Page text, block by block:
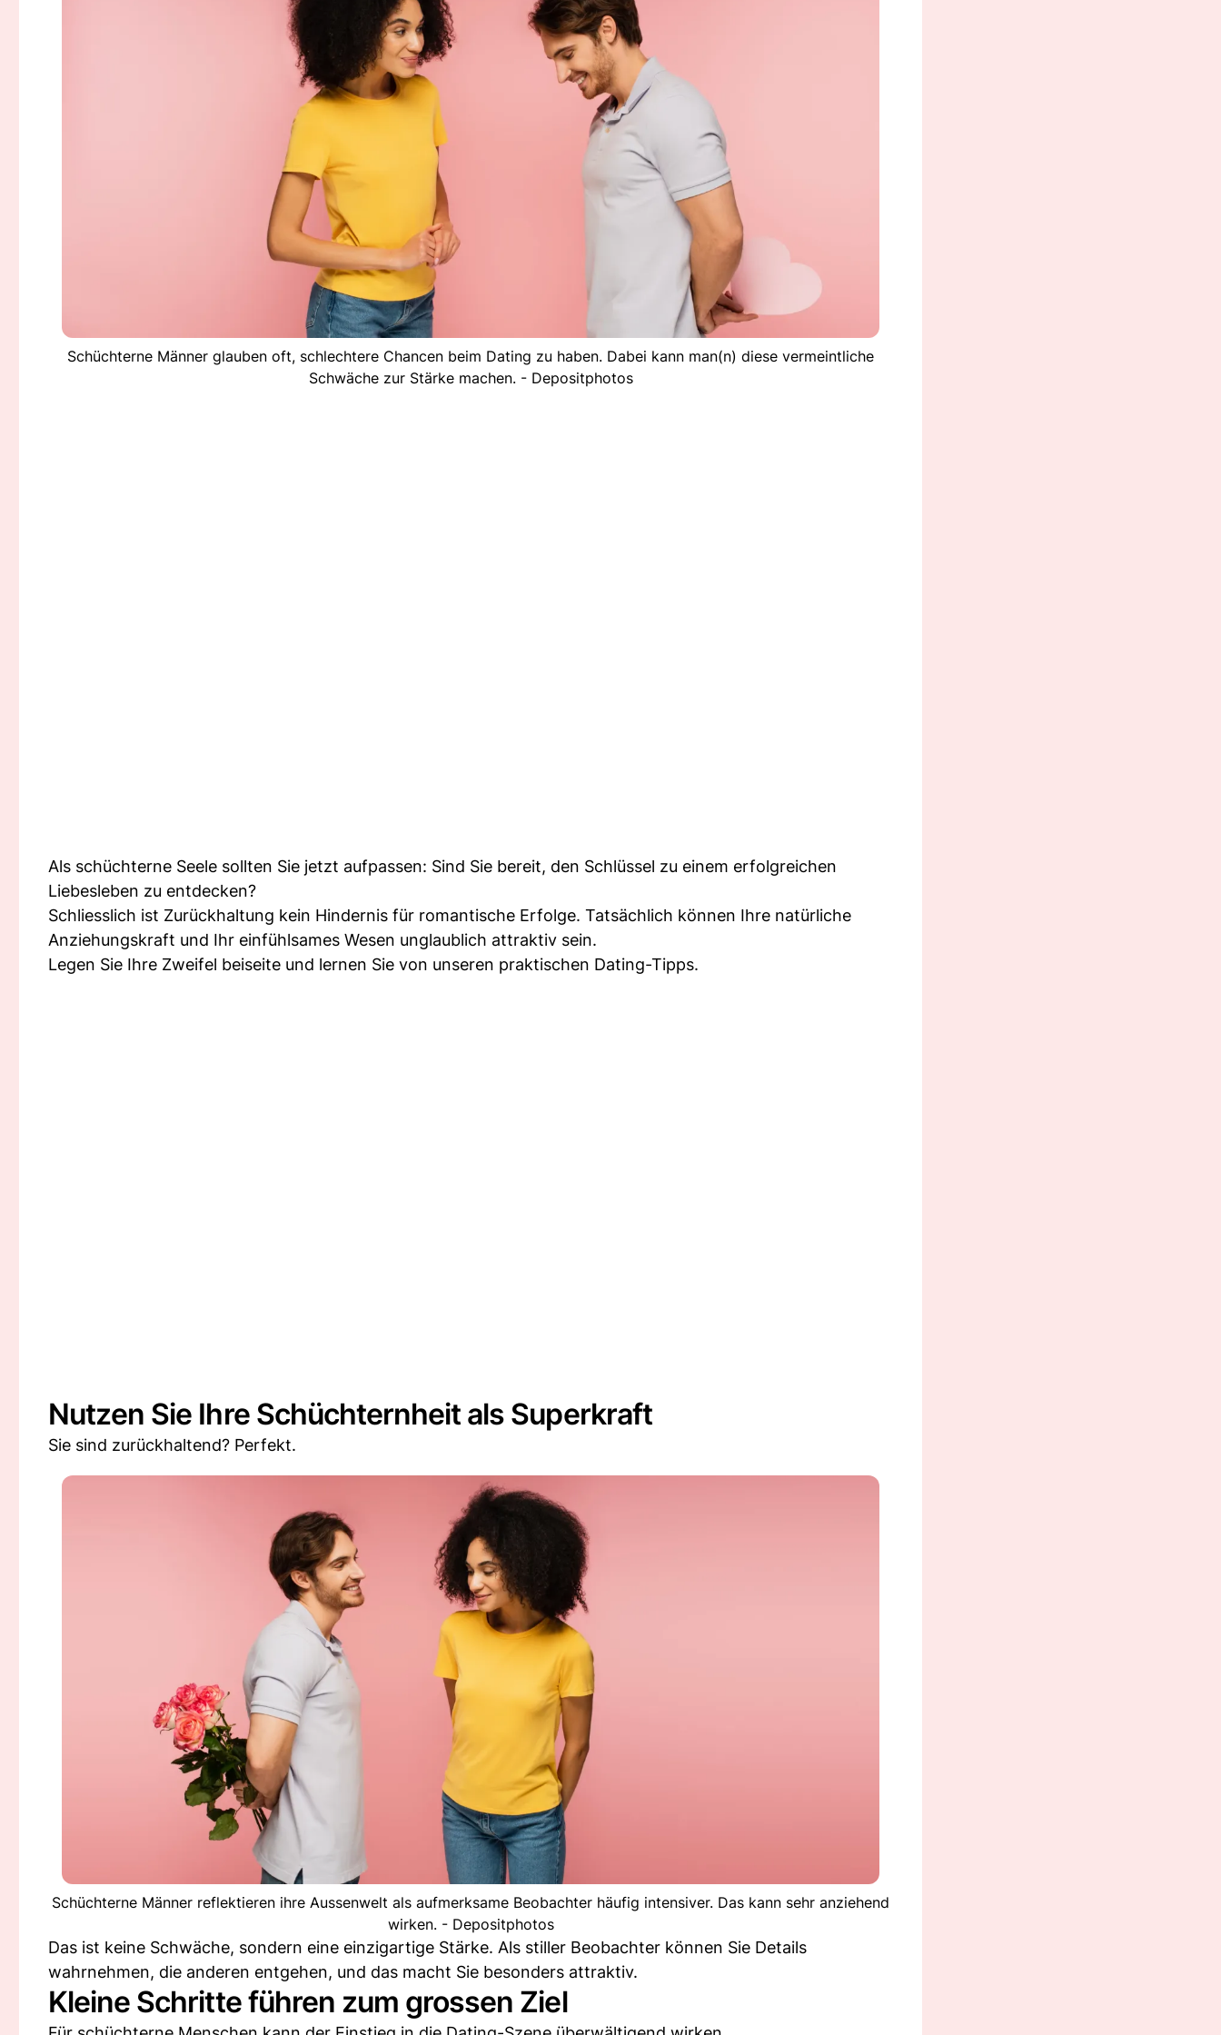
Schüchterne Männer glauben oft, schlechtere Chancen beim Dating zu haben. Dabei kann man(n) diese vermeintliche
Schwäche zur Stärke machen. - Depositphotos
Als schüchterne Seele sollten Sie jetzt aufpassen: Sind Sie bereit, den Schlüssel zu einem erfolgreichen
Liebesleben zu entdecken?
Schliesslich ist Zurückhaltung kein Hindernis für romantische Erfolge. Tatsächlich können Ihre natürliche
Anziehungskraft und Ihr einfühlsames Wesen unglaublich attraktiv sein.
Legen Sie Ihre Zweifel beiseite und lernen Sie von unseren praktischen Dating-Tipps.
Nutzen Sie Ihre Schüchternheit als Superkraft
Sie sind zurückhaltend? Perfekt.
Schüchterne Männer reflektieren ihre Aussenwelt als aufmerksame Beobachter häufig intensiver. Das kann sehr anziehend
wirken. - Depositphotos
Das ist keine Schwäche, sondern eine einzigartige Stärke. Als stiller Beobachter können Sie Details
wahrnehmen, die anderen entgehen, und das macht Sie besonders attraktiv.
Kleine Schritte führen zum grossen Ziel